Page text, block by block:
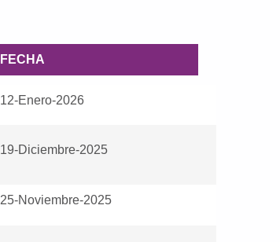
FECHA
12-Enero-2026
19-Diciembre-2025
25-Noviembre-2025